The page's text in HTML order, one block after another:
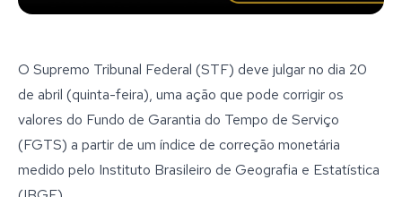
O Supremo Tribunal Federal (STF) deve julgar no dia 20
de abril (quinta-feira), uma ação que pode corrigir os
valores do Fundo de Garantia do Tempo de Serviço
(FGTS) a partir de um índice de correção monetária
medido pelo Instituto Brasileiro de Geografia e Estatística